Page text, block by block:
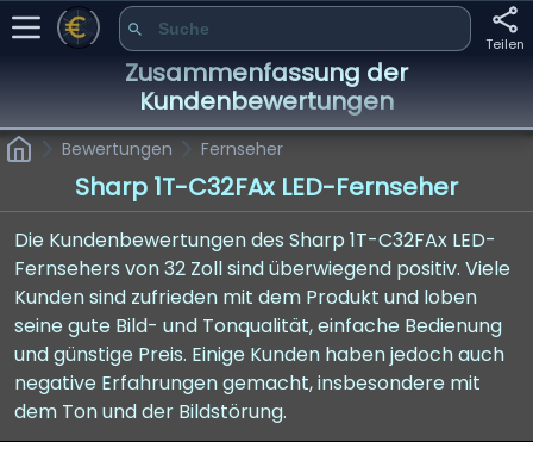
Teilen
Zusammenfassung der
Kundenbewertungen
Bewertungen Fernseher
Sharp 1T-C32FAx LED-Fernseher
Die Kundenbewertungen des Sharp 1T-C32FAx LED-
Fernsehers von 32 Zoll sind überwiegend positiv. Viele
Kunden sind zufrieden mit dem Produkt und loben
seine gute Bild- und Tonqualität, einfache Bedienung
und günstige Preis. Einige Kunden haben jedoch auch
negative Erfahrungen gemacht, insbesondere mit
dem Ton und der Bildstörung.